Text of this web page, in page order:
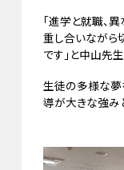
「進学と就職、
重し合いながら
です」と中山先生
生徒の多様な夢
導が大きな強み